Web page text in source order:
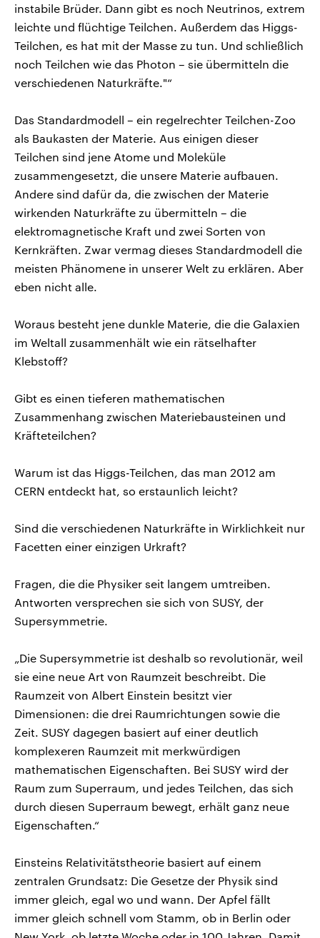
instabile Brüder. Dann gibt es noch Neutrinos, extrem
leichte und flüchtige Teilchen. Außerdem das Higgs-
Teilchen, es hat mit der Masse zu tun. Und schließlich
noch Teilchen wie das Photon – sie übermitteln die
verschiedenen Naturkräfte."“
Das Standardmodell – ein regelrechter Teilchen-Zoo
als Baukasten der Materie. Aus einigen dieser
Teilchen sind jene Atome und Moleküle
zusammengesetzt, die unsere Materie aufbauen.
Andere sind dafür da, die zwischen der Materie
wirkenden Naturkräfte zu übermitteln – die
elektromagnetische Kraft und zwei Sorten von
Kernkräften. Zwar vermag dieses Standardmodell die
meisten Phänomene in unserer Welt zu erklären. Aber
eben nicht alle.
Woraus besteht jene dunkle Materie, die die Galaxien
im Weltall zusammenhält wie ein rätselhafter
Klebstoff?
Gibt es einen tieferen mathematischen
Zusammenhang zwischen Materiebausteinen und
Kräfteteilchen?
Warum ist das Higgs-Teilchen, das man 2012 am
CERN entdeckt hat, so erstaunlich leicht?
Sind die verschiedenen Naturkräfte in Wirklichkeit nur
Facetten einer einzigen Urkraft?
Fragen, die die Physiker seit langem umtreiben.
Antworten versprechen sie sich von SUSY, der
Supersymmetrie.
„Die Supersymmetrie ist deshalb so revolutionär, weil
sie eine neue Art von Raumzeit beschreibt. Die
Raumzeit von Albert Einstein besitzt vier
Dimensionen: die drei Raumrichtungen sowie die
Zeit. SUSY dagegen basiert auf einer deutlich
komplexeren Raumzeit mit merkwürdigen
mathematischen Eigenschaften. Bei SUSY wird der
Raum zum Superraum, und jedes Teilchen, das sich
durch diesen Superraum bewegt, erhält ganz neue
Eigenschaften.“
Einsteins Relativitätstheorie basiert auf einem
zentralen Grundsatz: Die Gesetze der Physik sind
immer gleich, egal wo und wann. Der Apfel fällt
immer gleich schnell vom Stamm, ob in Berlin oder